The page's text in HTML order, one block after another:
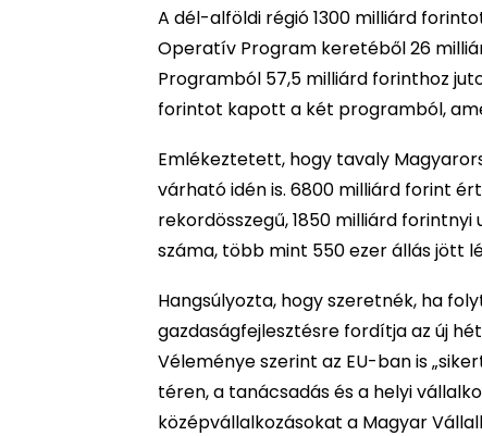
A dél-alföldi régió 1300 milliárd
Operatív Program keretéből 26
Programból 57,5 milliárd forinthoz
forintot kapott a két programból,
Emlékeztetett, hogy tavaly
várható idén is. 6800 milliárd forint
rekordösszegű, 1850 milliárd
száma, több mint 550 ezer állás jött
Hangsúlyozta, hogy szeretnék, ha
gazdaságfejlesztésre fordítja az új
Véleménye szerint az EU-ban is
téren, a tanácsadás és a helyi
középvállalkozásokat a Magyar